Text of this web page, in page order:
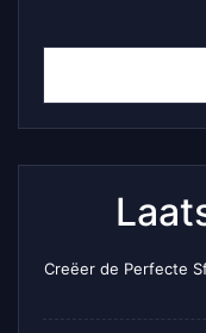
Creëer de Perfecte